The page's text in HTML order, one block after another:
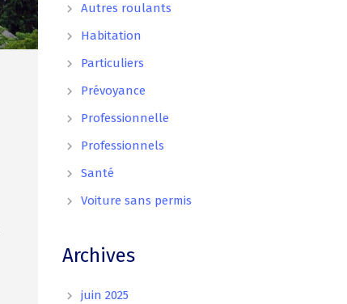
Autres roulants
Habitation
Particuliers
Prévoyance
Professionnelle
Professionnels
Santé
Voiture sans permis
Archives
juin 2025